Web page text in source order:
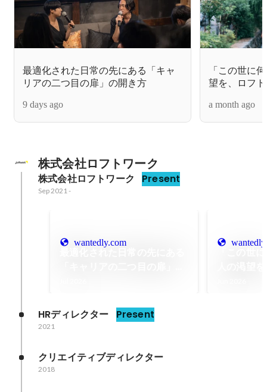
最適化された日常の先にある「キャ
リアの二つ目の扉」の開き方
9 days ago
「この世に
望を、ロフ
a month ago
株式会社ロフトワーク
株式会社ロフトワーク Present
Sep 2021 -
wantedly.com
HRディレクター Present
2021
クリエイティブディレクター
2018